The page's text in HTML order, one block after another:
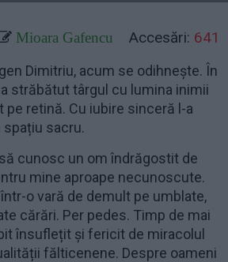
Mioara Gafencu Accesări: 641
Dimitriu, acum se odihnește. În
străbătut târgul cu lumina inimii
pe retină. Cu iubire sinceră l-a
sacru.
cunosc un om îndrăgostit de
mine aproape necunoscute.
o vară de demult pe umblate,
cărări. Per pedes. Timp de mai
însuflețit și fericit de miracolul
fălticenene. Despre oameni